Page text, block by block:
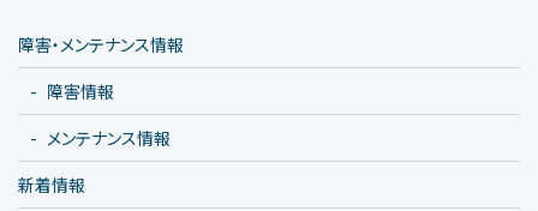
障害・メンテナンス情報
障害情報
メンテナンス情報
新着情報